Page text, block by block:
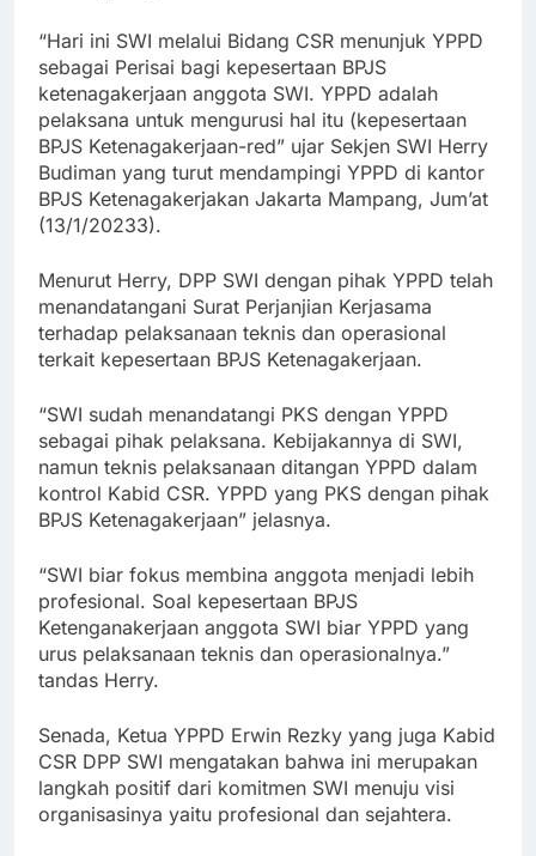
“Hari ini SWI melalui Bidang CSR menunjuk YPPD
sebagai Perisai bagi kepesertaan BPJS
ketenagakerjaan anggota SWI. YPPD adalah
pelaksana untuk mengurusi hal itu (kepesertaan
BPJS Ketenagakerjaan-red” ujar Sekjen SWI Herry
Budiman yang turut mendampingi YPPD di kantor
BPJS Ketenagakerjakan Jakarta Mampang, Jum’at
(13/1/20233).
Menurut Herry, DPP SWI dengan pihak YPPD telah
menandatangani Surat Perjanjian Kerjasama
terhadap pelaksanaan teknis dan operasional
terkait kepesertaan BPJS Ketenagakerjaan.
“SWI sudah menandatangi PKS dengan YPPD
sebagai pihak pelaksana. Kebijakannya di SWI,
namun teknis pelaksanaan ditangan YPPD dalam
kontrol Kabid CSR. YPPD yang PKS dengan pihak
BPJS Ketenagakerjaan” jelasnya.
“SWI biar fokus membina anggota menjadi lebih
profesional. Soal kepesertaan BPJS
Ketenganakerjaan anggota SWI biar YPPD yang
urus pelaksanaan teknis dan operasionalnya.”
tandas Herry.
Senada, Ketua YPPD Erwin Rezky yang juga Kabid
CSR DPP SWI mengatakan bahwa ini merupakan
langkah positif dari komitmen SWI menuju visi
organisasinya yaitu profesional dan sejahtera.